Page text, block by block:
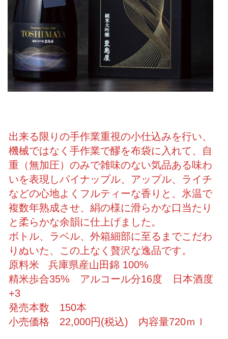
出来る限りの手作業重視の小仕込みを行い、
機械ではなく手作業で醪を布袋に入れて、自
重（無加圧）のみで雑味のない気品ある味わ
いを表現しパイナップル、アップル、ライチ
などの心地よくフルティーな香りと、氷温で
複数年熟成させ、絹の様に滑らかな口当たり
と柔らかな余韻に仕上げました。
ボトル、ラベル、外箱細部に至るまでこだわ
りぬいた、この上なく贅沢な逸品です。
原料米 兵庫県産山田錦 100%
精米歩合35% アルコール分16度 日本酒度
+3
発売本数 150本
小売価格 22,000円(税込) 内容量720ｍｌ